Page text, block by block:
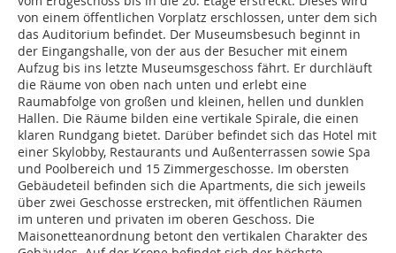
von einem öffentlichen Vorplatz erschlossen, unter dem sich
das Auditorium befindet. Der Museumsbesuch beginnt in
der Eingangshalle, von der aus der Besucher mit einem
Aufzug bis ins letzte Museumsgeschoss fährt. Er durchläuft
die Räume von oben nach unten und erlebt eine
Raumabfolge von großen und kleinen, hellen und dunklen
Hallen. Die Räume bilden eine vertikale Spirale, die einen
klaren Rundgang bietet. Darüber befindet sich das Hotel mit
einer Skylobby, Restaurants und Außenterrassen sowie Spa
und Poolbereich und 15 Zimmergeschosse. Im obersten
Gebäudeteil befinden sich die Apartments, die sich jeweils
über zwei Geschosse erstrecken, mit öffentlichen Räumen
im unteren und privaten im oberen Geschoss. Die
Maisonetteanordnung betont den vertikalen Charakter des